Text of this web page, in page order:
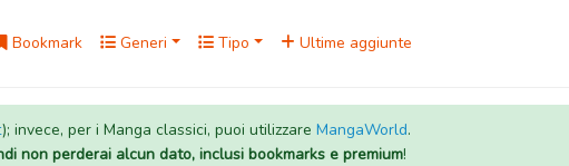
Bookmark Generi Tipo Ultime aggiunte
); invece, per i Manga classici, puoi utilizzare MangaWorld.
non perderai alcun dato, inclusi bookmarks e premium!